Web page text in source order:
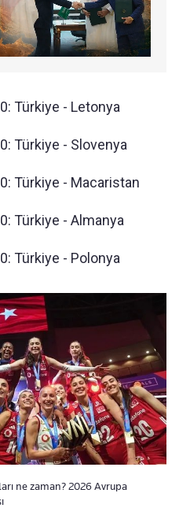
Türkiye - Letonya
Türkiye - Slovenya
Türkiye - Macaristan
Türkiye - Almanya
Türkiye - Polonya
ne zaman? 2026 Avrupa